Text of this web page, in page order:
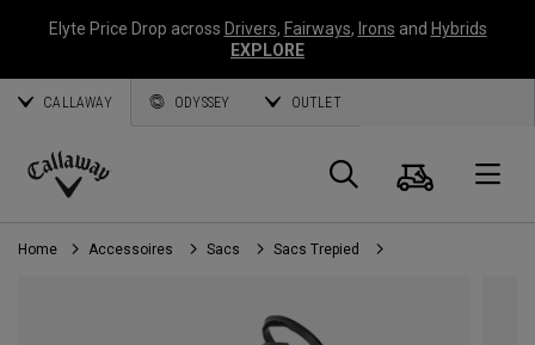
Elyte Price Drop across Drivers, Fairways, Irons and Hybrids
EXPLORE
CALLAWAY ODYSSEY OUTLET
Callaway
Golf
Panier
Home Accessoires Sacs Sacs Trepied